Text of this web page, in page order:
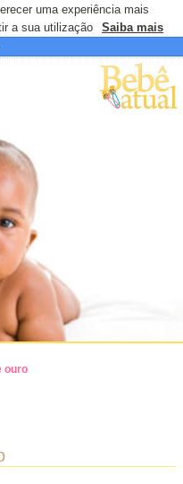
uma experiência mais
a sua utilização
Saiba mais
ouro